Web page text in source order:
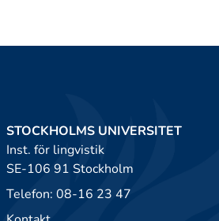
STOCKHOLMS UNIVERSITET
Inst. för lingvistik
SE-106 91 Stockholm
Telefon: 08-16 23 47